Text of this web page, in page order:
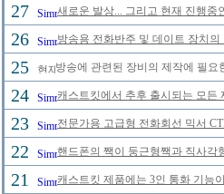
27 새로운 발상... 그리고 현재 진행중
26 방송용 전화반주 및 데이트 장치
25 방송에 관련된 장비의 제작에 필
24 캐스트킷에서 추후 출시되는 모
23 전문가용 고급형 전화회선 믹서
22 핸드폰의 짹이 둥근형짹과 직사각
21 캐스트킷 제품에는 3인 통화 기능